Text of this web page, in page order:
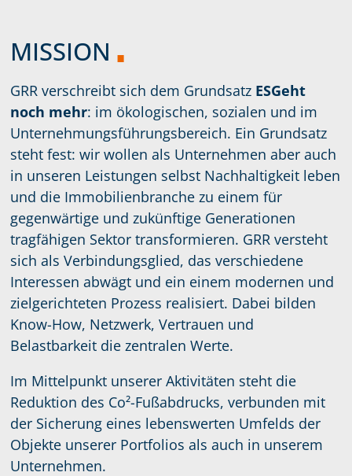
MISSION
GRR verschreibt sich dem GrundsatzESGeht
noch mehr: im ökologischen, sozialen und im
Unternehmungsführungsbereich. Ein Grundsatz
steht fest: wir wollen als Unternehmen aber auch
in unseren Leistungen selbst Nachhaltigkeit leben
und die Immobilienbranche zu einem für
gegenwärtige und zukünftige Generationen
tragfähigen Sektor transformieren. GRR versteht
sich als Verbindungsglied, das verschiedene
Interessen abwägt und ein einem modernen und
zielgerichteten Prozess realisiert. Dabei bilden
Know-How, Netzwerk, Vertrauen und
Belastbarkeit die zentralen Werte.
Im Mittelpunkt unserer Aktivitäten steht die
Reduktion des Co²-Fußabdrucks, verbunden mit
der Sicherung eines lebenswerten Umfelds der
Objekte unserer Portfolios als auch in unserem
Unternehmen.